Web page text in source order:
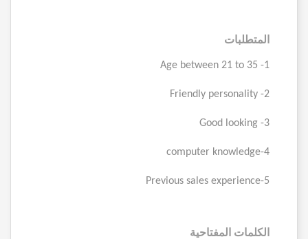
المتطلبات
1- Age between 21 to 35
2- Friendly personality
3- Good looking
4-computer knowledge
5-Previous sales experience
الكلمات المفتاحية